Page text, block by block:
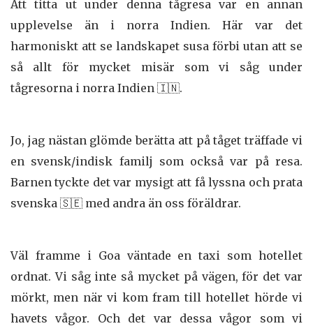
Att titta ut under denna tågresa var en annan
upplevelse än i norra Indien. Här var det
harmoniskt att se landskapet susa förbi utan att se
så allt för mycket misär som vi såg under
tågresorna i norra Indien 🇮🇳.
Jo, jag nästan glömde berätta att på tåget träffade vi
en svensk/indisk familj som också var på resa.
Barnen tyckte det var mysigt att få lyssna och prata
svenska 🇸🇪 med andra än oss föräldrar.
Väl framme i Goa väntade en taxi som hotellet
ordnat. Vi såg inte så mycket på vägen, för det var
mörkt, men när vi kom fram till hotellet hörde vi
havets vågor. Och det var dessa vågor som vi